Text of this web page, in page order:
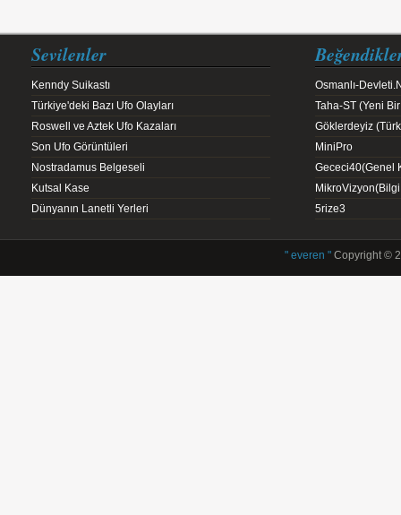
Sevilenler
Kenndy Suikastı
Türkiye'deki Bazı Ufo Olayları
Roswell ve Aztek Ufo Kazaları
Son Ufo Görüntüleri
Nostradamus Belgeseli
Kutsal Kase
Dünyanın Lanetli Yerleri
Osmanlı-
Taha-ST (Yeni
Göklerdeyiz
MiniPro
Gececi40(Genel
5rize3
" everen "Copyright ©